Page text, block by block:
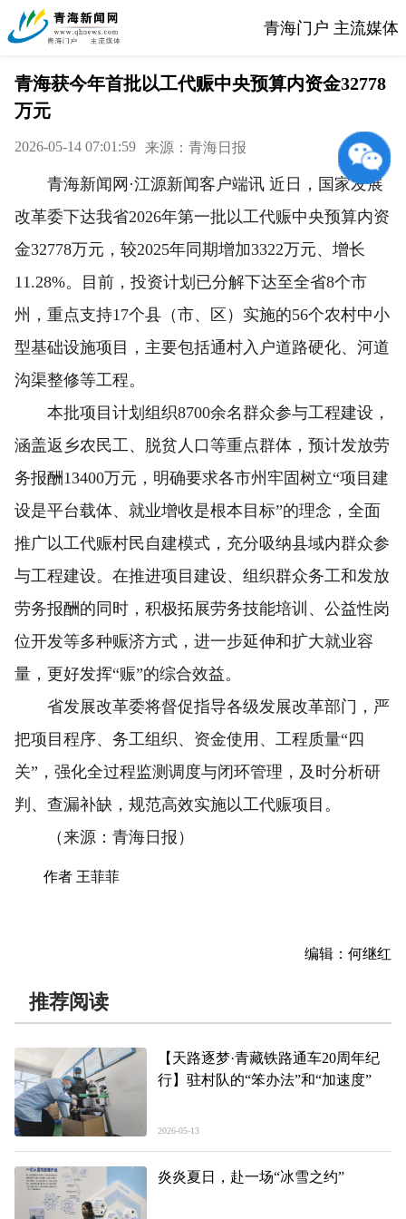
青海门户 主流媒体
青海获今年首批以工代赈中央预算内资金32778
万元
2026-05-14 07:01:59 来源：青海日报
青海新闻网·江源新闻客户端讯 近日，国家发展
改革委下达我省2026年第一批以工代赈中央预算内资
金32778万元，较2025年同期增加3322万元、增长
11.28%。目前，投资计划已分解下达至全省8个市
州，重点支持17个县（市、区）实施的56个农村中小
型基础设施项目，主要包括通村入户道路硬化、河道
沟渠整修等工程。
本批项目计划组织8700余名群众参与工程建设，
涵盖返乡农民工、脱贫人口等重点群体，预计发放劳
务报酬13400万元，明确要求各市州牢固树立“项目建
设是平台载体、就业增收是根本目标”的理念，全面
推广以工代赈村民自建模式，充分吸纳县域内群众参
与工程建设。在推进项目建设、组织群众务工和发放
劳务报酬的同时，积极拓展劳务技能培训、公益性岗
位开发等多种赈济方式，进一步延伸和扩大就业容
量，更好发挥“赈”的综合效益。
省发展改革委将督促指导各级发展改革部门，严
把项目程序、务工组织、资金使用、工程质量“四
关”，强化全过程监测调度与闭环管理，及时分析研
判、查漏补缺，规范高效实施以工代赈项目。
（来源：青海日报）
作者 王菲菲
编辑：何继红
推荐阅读
【天路逐梦·青藏铁路通车20周年纪
行】驻村队的“笨办法”和“加速度”
2026-05-13
炎炎夏日，赴一场“冰雪之约”